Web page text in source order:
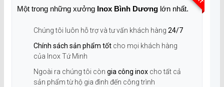
Một trong những xưởng Inox Bình Dương lớn nhất.
Chúng tôi luôn hỗ trợ và tư vấn khách hàng 24/7
Chính sách sản phẩm tốt cho mọi khách hàng
của Inox Tứ Minh
Ngoài ra chúng tôi còn gia công inox cho tất cả
sản phẩm từ hộ gia đình đến công trình